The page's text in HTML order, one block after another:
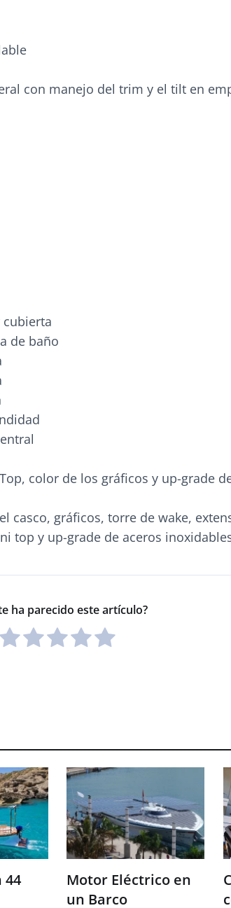
con manejo del trim y el tilt en
cubierta
de baño
color de los gráficos y up-grade
casco, gráficos, torre de wake,
top y up-grade de aceros
ha parecido este artículo?
44
Motor Eléctrico en
un Barco